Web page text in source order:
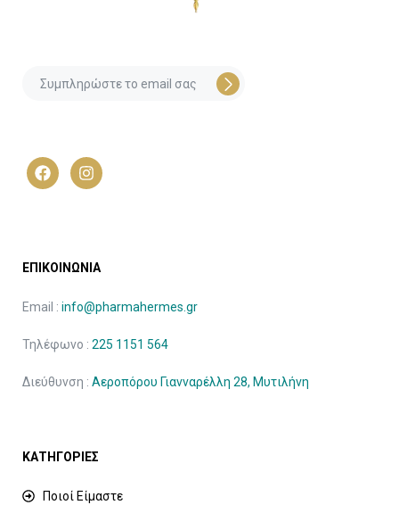
ΕΠΙΚΟΙΝΩΝΙΑ
Email : info@pharmahermes.gr
Τηλέφωνο : 225 1151 564
Διεύθυνση : Αεροπόρου Γιανναρέλλη 28, Μυτιλήνη
ΚΑΤΗΓΟΡΙΕΣ
Ποιοί Είμαστε